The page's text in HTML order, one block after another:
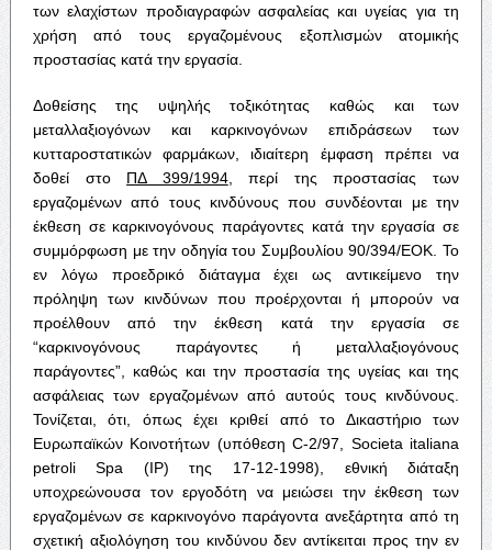
των ελαχίστων προδιαγραφών ασφαλείας και υγείας για τη
χρήση από τους εργαζομένους εξοπλισμών ατομικής
προστασίας κατά την εργασία.
Δοθείσης της υψηλής τοξικότητας καθώς και των
μεταλλαξιογόνων και καρκινογόνων επιδράσεων των
κυτταροστατικών φαρμάκων, ιδιαίτερη έμφαση πρέπει να
δοθεί στο ΠΔ 399/1994, περί της προστασίας των
εργαζομένων από τους κινδύνους που συνδέονται με την
έκθεση σε καρκινογόνους παράγοντες κατά την εργασία σε
συμμόρφωση με την οδηγία του Συμβουλίου 90/394/ΕΟΚ. Το
εν λόγω προεδρικό διάταγμα έχει ως αντικείμενο την
πρόληψη των κινδύνων που προέρχονται ή μπορούν να
προέλθουν από την έκθεση κατά την εργασία σε
“καρκινογόνους παράγοντες ή μεταλλαξιογόνους
παράγοντες”, καθώς και την προστασία της υγείας και της
ασφάλειας των εργαζομένων από αυτούς τους κινδύνους.
Τονίζεται, ότι, όπως έχει κριθεί από το Δικαστήριο των
Ευρωπαϊκών Κοινοτήτων (υπόθεση C-2/97, Societa italiana
petroli Spa (IP) της 17-12-1998), εθνική διάταξη
υποχρεώνουσα τον εργοδότη να μειώσει την έκθεση των
εργαζομένων σε καρκινογόνο παράγοντα ανεξάρτητα από τη
σχετική αξιολόγηση του κινδύνου δεν αντίκειται προς την εν